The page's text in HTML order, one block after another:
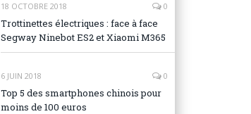
18 OCTOBRE 2018 0
Trottinettes électriques : face à face
Segway Ninebot ES2 et Xiaomi M365
6 JUIN 2018 0
Top 5 des smartphones chinois pour
moins de 100 euros